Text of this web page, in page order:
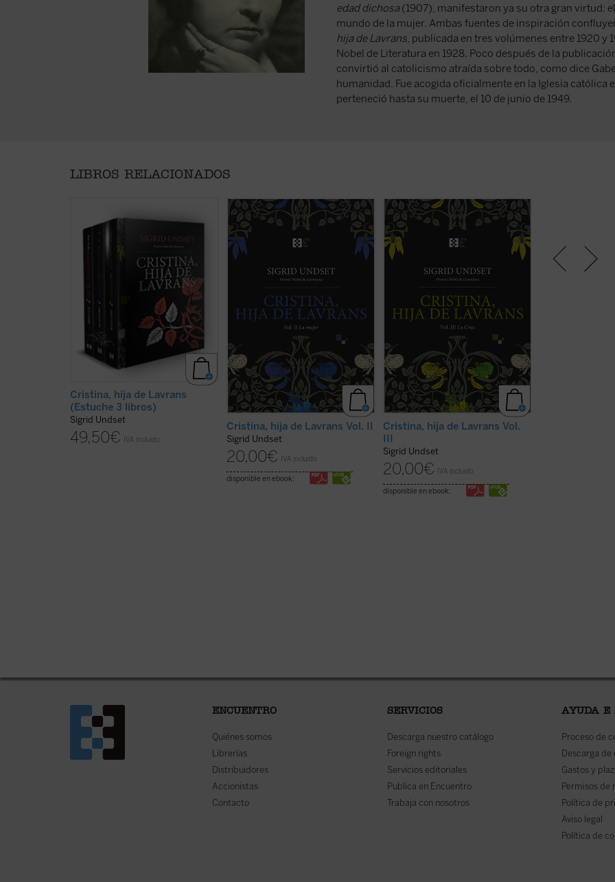
edad dichosa(1907), manifestaron ya su otra gran virtud:
mundo de la mujer. Ambas fuentes de inspiración
hija de Lavrans, publicada en tres volúmenes entre 1920 y
Nobel de Literatura en 1928. Poco después de la
convirtió al catolicismo atraída sobre todo, como dice
humanidad. Fue acogida oficialmente en la Iglesia católica
perteneció hasta su muerte, el 10 de junio de 1949.
LIBROS RELACIONADOS
Sumérgete en el corazón de la
Edad Media con la obra maestra
de Sigrid Undset, considerada una
de las mejores novelas históricas
del siglo XX.
Cristina, hija de
Lavrans
cuenta la vida desde la
niñez hasta la muerte, de uno de
los personajes más complejos y
vigorosos de la literatura
universal.
(ver ficha)
Cristina, hija de Lavrans
(Estuche 3 libros)
Sigrid Undset
49,50€ IVA incluido
En el segundo volumen, Cristina
Lavransdatter ya es una mujer
casada y una madre dedicada en
cuerpo y alma. Los anhelos
políticos de su marido amenazan
la estabilidad familiar y Cristina
consecuencias de sus decisiones.
Esta novela histórica, considerada
de las mejores del siglo XX,
(ver ficha)
Cristina, hija de Lavrans Vol. II
Sigrid Undset
20,00€ IVA incluido
disponible en ebook:
En medio de la peste que devasta
las tierras nórdicas, Cristina tiene
que lidiar con las dificultades de
un matrimonio que se
resquebraja, criar a numerosos
hijos y cuidar de un hogar en
tercer volumen Cristina vive una
épica doméstica que le abrirá el
camino de la redención y ...
Cristina, hija de Lavrans Vol.
III
Sigrid Undset
20,00€ IVA incluido
disponible en ebook:
de Ljot, un
descarado,
ENCUENTRO
Quiénes somos
Librerías
Distribuidores
Accionistas
Contacto
SERVICIOS
Descarga nuestro catálogo
Foreign rights
Servicios editoriales
Publica en Encuentro
Trabaja con nosotros
AYUDA E
Proceso de
Descarga de
Gastos y
Permisos de
Política de
Aviso legal
Política de